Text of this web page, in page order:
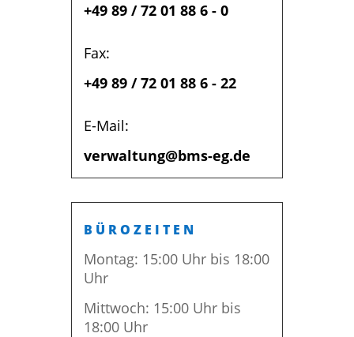
+49 89 / 72 01 88 6 - 0
Fax:
+49 89 / 72 01 88 6 - 22
E-Mail:
verwaltung@bms-eg.de
BÜROZEITEN
Montag: 15:00 Uhr bis 18:00
Uhr
Mittwoch: 15:00 Uhr bis
18:00 Uhr